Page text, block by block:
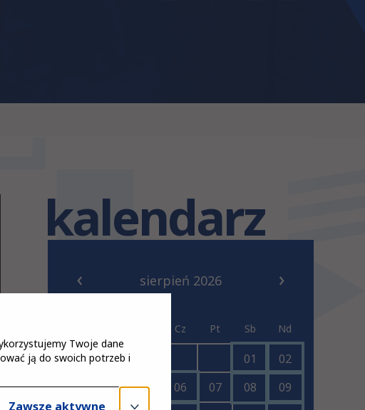
kalendarz
sierpień 2026
Cz Pt Sb Nd
01
02
03
04 05 06 07 08
09
Twoje dane
ją do swoich potrzeb i
Zawsze aktywne